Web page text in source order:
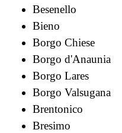
Besenello
Bieno
Borgo Chiese
Borgo d'Anaunia
Borgo Lares
Borgo Valsugana
Brentonico
Bresimo